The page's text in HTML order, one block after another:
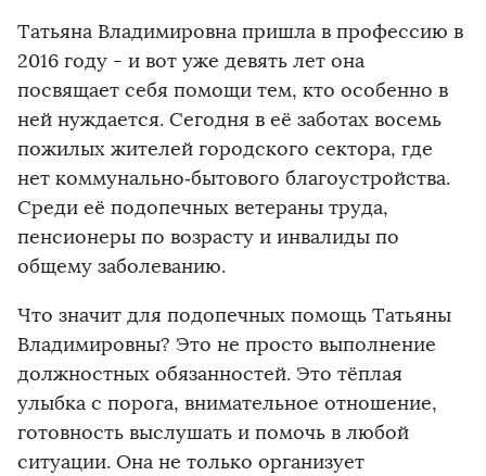
Татьяна Владимировна пришла в профессию в
2016 году - и вот уже девять лет она
посвящает себя помощи тем, кто особенно в
ней нуждается. Сегодня в её заботах восемь
пожилых жителей городского сектора, где
нет коммунально‑бытового благоустройства.
Среди её подопечных ветераны труда,
пенсионеры по возрасту и инвалиды по
общему заболеванию.
Что значит для подопечных помощь Татьяны
Владимировны? Это не просто выполнение
должностных обязанностей. Это тёплая
улыбка с порога, внимательное отношение,
готовность выслушать и помочь в любой
ситуации. Она не только организует